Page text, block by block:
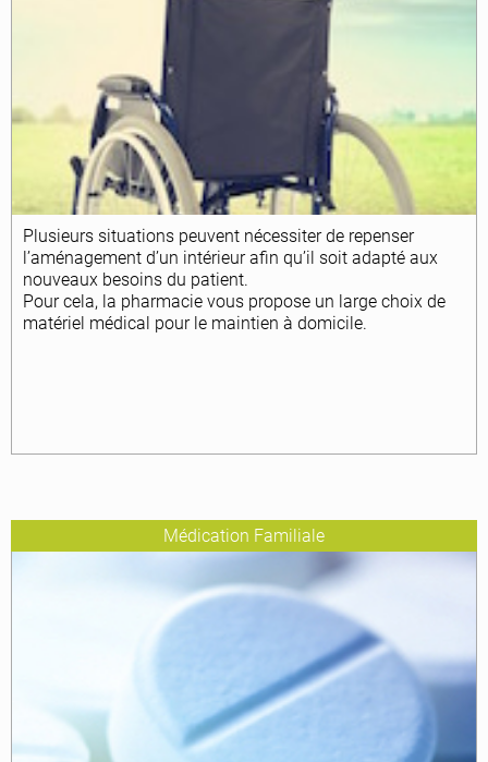
Plusieurs situations peuvent nécessiter de repenser
l’aménagement d’un intérieur afin qu’il soit adapté aux
nouveaux besoins du patient.
Pour cela, la pharmacie vous propose un large choix de
matériel médical pour le maintien à domicile.
Médication Familiale